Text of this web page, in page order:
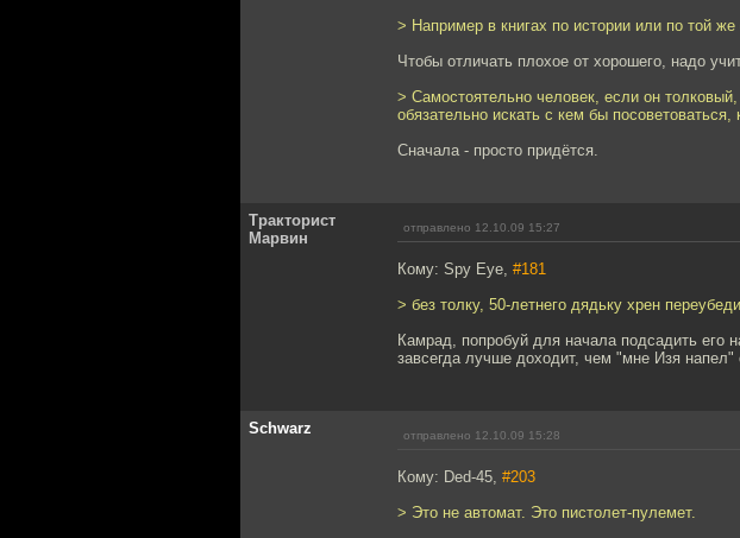
> Например в книгах по истории или по той
Чтобы отличать плохое от хорошего, надо
> Самостоятельно человек, если он
обязательно искать с кем бы посоветоваться,
Сначала - просто придётся.
Тракторист
Марвин
отправлено 12.10.09 15:27
Кому: Spy Eye, #181
> без толку, 50-летнего дядьку хрен
Камрад, попробуй для начала подсадить
завсегда лучше доходит, чем "мне Изя
Schwarz отправлено 12.10.09 15:28
Кому: Ded-45, #203
> Это не автомат. Это пистолет-пулемет.